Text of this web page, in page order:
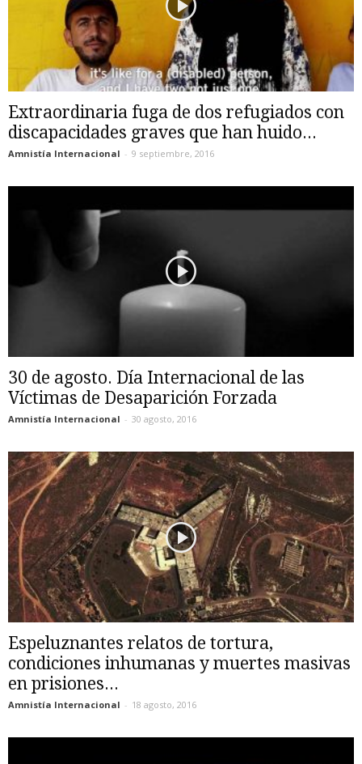
Extraordinaria fuga de dos refugiados con
discapacidades graves que han huido...
Amnistía Internacional - 9 septiembre, 2016
30 de agosto. Día Internacional de las
Víctimas de Desaparición Forzada
Amnistía Internacional - 30 agosto, 2016
Espeluznantes relatos de tortura,
condiciones inhumanas y muertes masivas
en prisiones...
Amnistía Internacional - 18 agosto, 2016